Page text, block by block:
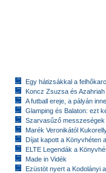
Egy hátizsákkal a
Koncz Zsuzsa és
A futball ereje, a pályán
Glamping és Balaton: ezt
Szarvasűző messzeségek
Marék Veronikától
Díjat kapott a Könyvhéten
ELTE Legendák a
Made in Vidék
Ezüstöt nyert a Kodolányi